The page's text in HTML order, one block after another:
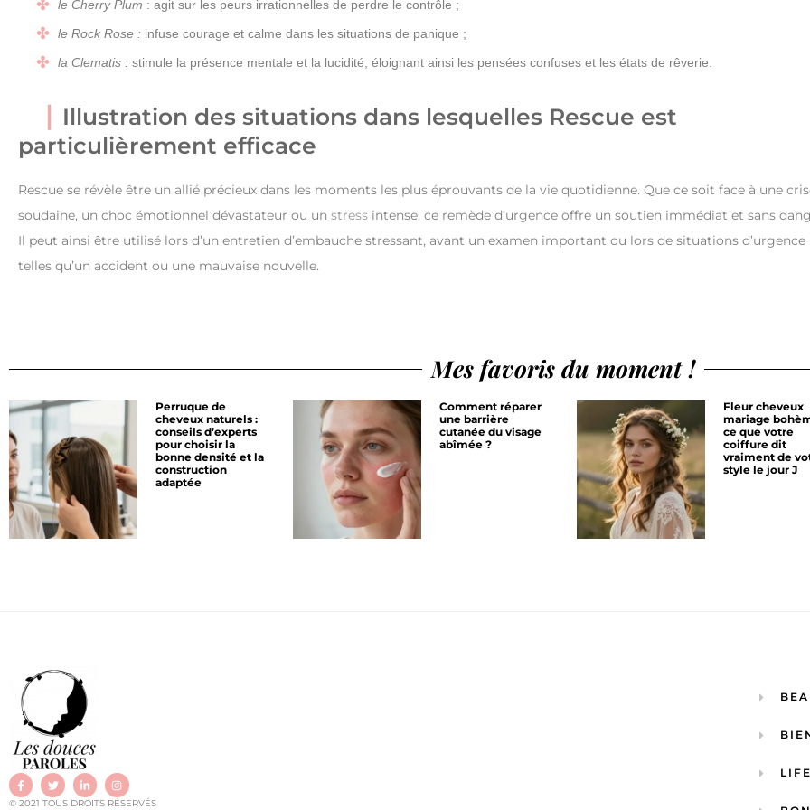
le Cherry Plum : agit sur les peurs irrationnelles de perdre le contrôle ;
le Rock Rose : infuse courage et calme dans les situations de panique ;
la Clematis : stimule la présence mentale et la lucidité, éloignant ainsi les pensées confuses et les états de rêverie.
Illustration des situations dans lesquelles Rescue est
particulièrement efficace
Rescue se révèle être un allié précieux dans les moments les plus éprouvants de la vie quotidienne. Que ce soit face à une
soudaine, un choc émotionnel dévastateur ou un stress intense, ce remède d’urgence offre un soutien immédiat et sans
Il peut ainsi être utilisé lors d’un entretien d’embauche stressant, avant un examen important ou lors de situations d’urgence
telles qu’un accident ou une mauvaise nouvelle.
Mes favoris du moment !
Perruque de
cheveux naturels :
conseils d’experts
pour choisir la
bonne densité et la
construction
adaptée
Comment réparer
une barrière
cutanée du visage
abîmée ?
Fleur cheveux
mariage
ce que votre
coiffure dit
vraiment de
style le jour J
© 2021 TOUS DROITS RÉSERVÉS